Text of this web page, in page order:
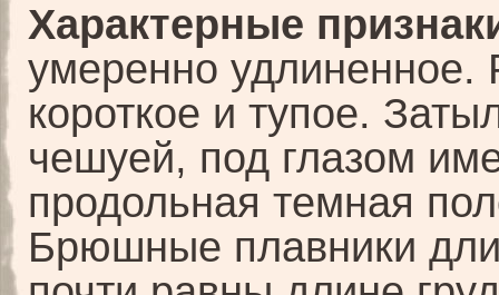
Характерные
умеренно удлиненное.
короткое и тупое.
чешуей, под глазом
продольная темная
Брюшные плавники